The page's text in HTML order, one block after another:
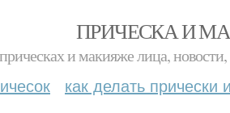
ПРИЧЕСКА И
и макияже лица,
как делать прически